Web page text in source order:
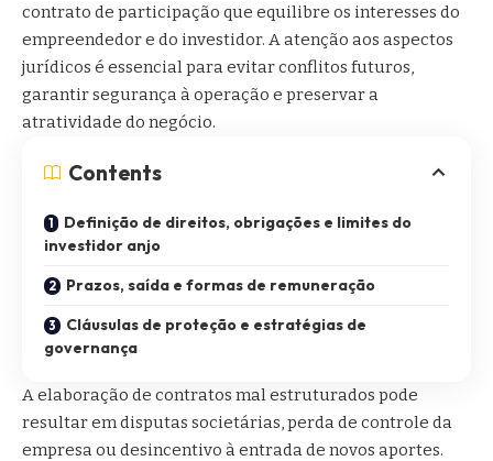
contrato de participação que equilibre os interesses do
empreendedor e do investidor. A atenção aos aspectos
jurídicos é essencial para evitar conflitos futuros,
garantir segurança à operação e preservar a
atratividade do negócio.
Contents
Definição de direitos, obrigações e limites do
investidor anjo
Prazos, saída e formas de remuneração
Cláusulas de proteção e estratégias de
governança
A elaboração de contratos mal estruturados pode
resultar em disputas societárias, perda de controle da
empresa ou desincentivo à entrada de novos aportes.